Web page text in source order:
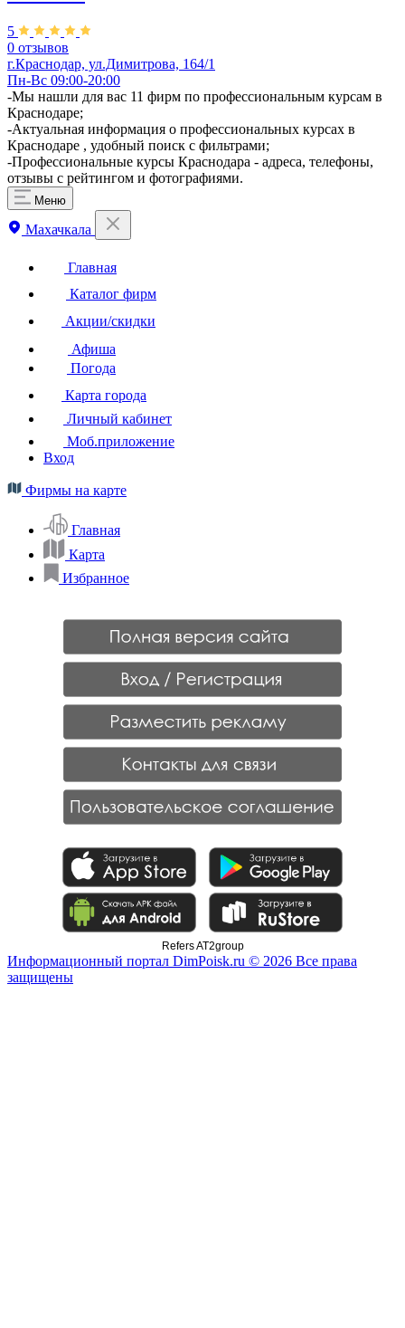
5
0 отзывов
г.Краснодар, ул.Димитрова, 164/1
Пн-Вс 09:00-20:00
-Мы нашли для вас 11 фирм по профессиональным курсам в
Краснодаре;
-Актуальная информация о профессиональных курсах в
Краснодаре , удобный поиск с фильтрами;
-Профессиональные курсы Краснодара - адреса, телефоны,
отзывы с рейтингом и фотографиями.
Меню
Махачкала
Главная
Каталог фирм
Акции/скидки
Афиша
Погода
Карта города
Личный кабинет
Моб.приложение
Вход
Фирмы на карте
Главная
Карта
Избранное
Refers AT2group
Информационный портал DimPoisk.ru © 2026 Все права
защищены